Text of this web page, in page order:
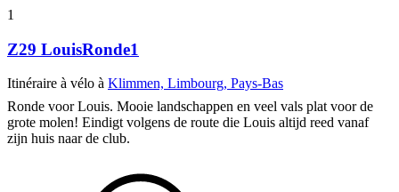
1
Z29 LouisRonde1
Itinéraire à vélo à Klimmen, Limbourg, Pays-Bas
Ronde voor Louis. Mooie landschappen en veel vals plat voor de
grote molen! Eindigt volgens de route die Louis altijd reed vanaf
zijn huis naar de club.